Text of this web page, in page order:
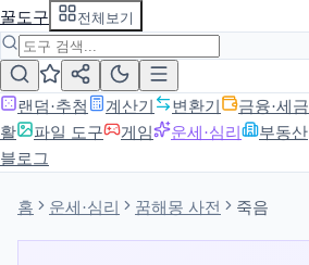
꿀도구 전체보기
랜덤·추첨 계산기 변환기 금융·세금
활
파일 도구 게임 운세·심리
부동산
블로그
홈 운세·심리 꿈해몽 사전 죽음